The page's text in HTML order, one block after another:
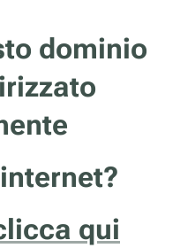
dominio
qui